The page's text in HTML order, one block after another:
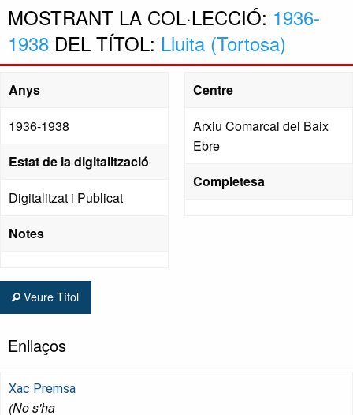
MOSTRANT LA COL·LECCIÓ: 1936-
1938 DEL TÍTOL: Lluita (Tortosa)
Anys
1936-1938
Estat de la digitalització
Digitalitzat i Publicat
Notes
Centre
Arxiu Comarcal del Baix
Ebre
Completesa
Veure Títol
Enllaços
Xac Premsa
(No s'ha